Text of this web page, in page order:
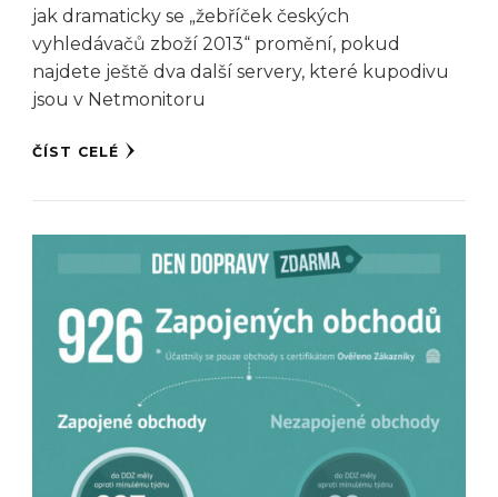
jak dramaticky se „žebříček českých
vyhledávačů zboží 2013“ promění, pokud
najdete ještě dva další servery, které kupodivu
jsou v Netmonitoru
ČÍST CELÉ